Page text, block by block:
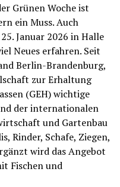
Grünen Woche ist
ein Muss. Auch
Januar 2026 in Halle
Neues erfahren. Seit
Berlin-Brandenburg,
zur Erhaltung
(GEH) wichtige
der internationalen
und Gartenbau
Rinder, Schafe, Ziegen,
wird das Angebot
Fischen und